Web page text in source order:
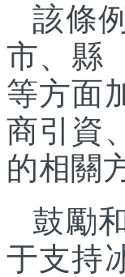
該條
市、縣
等方面
商引資
的相關
鼓勵
于支持